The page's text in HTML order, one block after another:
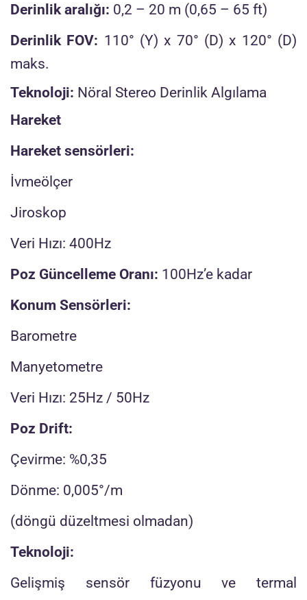
Derinlik aralığı: 0,2 – 20 m (0,65 – 65 ft)
Derinlik FOV: 110° (Y) x 70° (D) x 120° (D)
maks.
Teknoloji: Nöral Stereo Derinlik Algılama
Hareket
Hareket sensörleri:
İvmeölçer
Jiroskop
Veri Hızı: 400Hz
Poz Güncelleme Oranı: 100Hz’e kadar
Konum Sensörleri:
Barometre
Manyetometre
Veri Hızı: 25Hz / 50Hz
Poz Drift:
Çevirme: %0,35
Dönme: 0,005°/m
(döngü düzeltmesi olmadan)
Teknoloji:
Gelişmiş sensör füzyonu ve termal